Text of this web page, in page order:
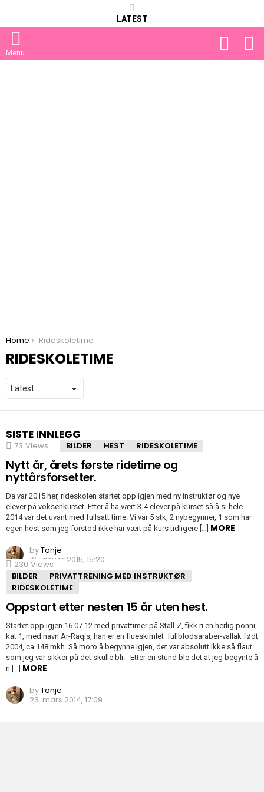
LATEST
Menu
You are here:
Home Rideskoletime
RIDESKOLETIME
SISTE INNLEGG
73 Views BILDER HEST RIDESKOLETIME
Nytt år, årets første ridetime og
nyttårsforsetter.
Da var 2015 her, rideskolen startet opp igjen med ny instruktør og nye
elever på voksenkurset. Etter å ha vært 3-4 elever på kurset så å si hele
2014 var det uvant med fullsatt time. Vi var 5 stk, 2 nybegynner, 1 som har
egen hest som jeg forstod ikke har vært på kurs tidligere […] MORE
byTonje
10. januar 2015, 15:20
230 Views
BILDER
PRIVATTRENING MED INSTRUKTØR
RIDESKOLETIME
Oppstart etter nesten 15 år uten hest.
Startet opp igjen 16.07.12 med privattimer på Stall-Z, fikk ri en herlig ponni,
kat 1, med navn Ar-Raqis, han er en flueskimlet fullblodsaraber-vallak født
2004, ca 148 mkh. Så moro å begynne igjen, det var absolutt ikke så flaut
som jeg var sikker på det skulle bli. Etter en stund ble det at jeg begynte å
ri […] MORE
byTonje
23. mars 2014, 17:09